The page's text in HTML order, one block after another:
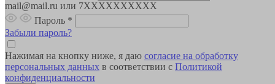
mail@mail.ru или 7XXXXXXXXXX
Пароль *
Забыли пароль?
Нажимая на кнопку ниже, я даю согласие на обработку
персональных данных в соответствии с Политикой
конфиденциальности